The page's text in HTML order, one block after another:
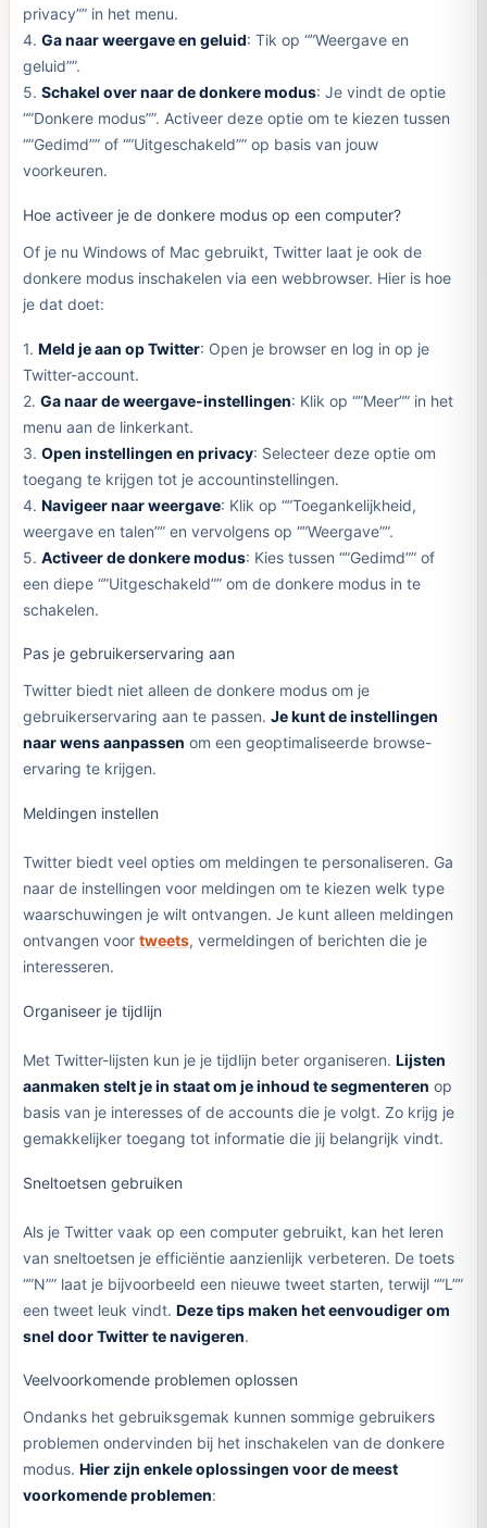
privacy”” in het menu.
4. Ga naar weergave en geluid: Tik op “”Weergave en
geluid””.
5. Schakel over naar de donkere modus: Je vindt de optie
“”Donkere modus””. Activeer deze optie om te kiezen tussen
“”Gedimd”” of “”Uitgeschakeld”” op basis van jouw
voorkeuren.
Hoe activeer je de donkere modus op een computer?
Of je nu Windows of Mac gebruikt, Twitter laat je ook de
donkere modus inschakelen via een webbrowser. Hier is hoe
je dat doet:
1. Meld je aan op Twitter: Open je browser en log in op je
Twitter-account.
2. Ga naar de weergave-instellingen: Klik op “”Meer”” in het
menu aan de linkerkant.
3. Open instellingen en privacy: Selecteer deze optie om
toegang te krijgen tot je accountinstellingen.
4. Navigeer naar weergave: Klik op “”Toegankelijkheid,
weergave en talen”” en vervolgens op “”Weergave””.
5. Activeer de donkere modus: Kies tussen “”Gedimd”” of
een diepe “”Uitgeschakeld”” om de donkere modus in te
schakelen.
Pas je gebruikerservaring aan
Twitter biedt niet alleen de donkere modus om je
gebruikerservaring aan te passen. Je kunt de instellingen
naar wens aanpassen om een geoptimaliseerde browse-
ervaring te krijgen.
Meldingen instellen
Twitter biedt veel opties om meldingen te personaliseren. Ga
naar de instellingen voor meldingen om te kiezen welk type
waarschuwingen je wilt ontvangen. Je kunt alleen meldingen
ontvangen voor tweets, vermeldingen of berichten die je
interesseren.
Organiseer je tijdlijn
Met Twitter-lijsten kun je je tijdlijn beter organiseren. Lijsten
aanmaken stelt je in staat om je inhoud te segmenteren op
basis van je interesses of de accounts die je volgt. Zo krijg je
gemakkelijker toegang tot informatie die jij belangrijk vindt.
Sneltoetsen gebruiken
Als je Twitter vaak op een computer gebruikt, kan het leren
van sneltoetsen je efficiëntie aanzienlijk verbeteren. De toets
“”N”” laat je bijvoorbeeld een nieuwe tweet starten, terwijl “”L””
een tweet leuk vindt. Deze tips maken het eenvoudiger om
snel door Twitter te navigeren.
Veelvoorkomende problemen oplossen
Ondanks het gebruiksgemak kunnen sommige gebruikers
problemen ondervinden bij het inschakelen van de donkere
modus. Hier zijn enkele oplossingen voor de meest
voorkomende problemen: